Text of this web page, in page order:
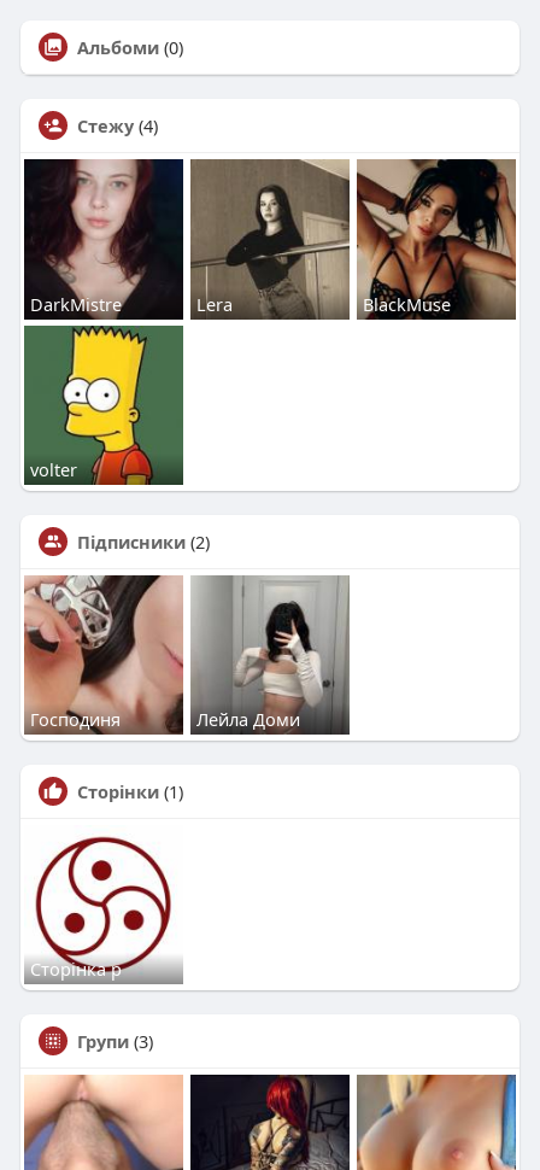
Альбоми (0)
Стежу (4)
DarkMistre Lera BlackMuse
volter
Підписники (2)
Господиня Лейла Доми
Сторінки (1)
Сторінка р
Групи (3)